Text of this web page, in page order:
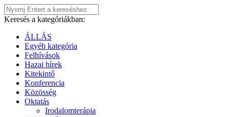
Keresés a kategóriákban:
ÁLLÁS
Egyéb kategória
Felhívások
Hazai hírek
Kitekintő
Konferencia
Közösség
Oktatás
Irodalomterápia